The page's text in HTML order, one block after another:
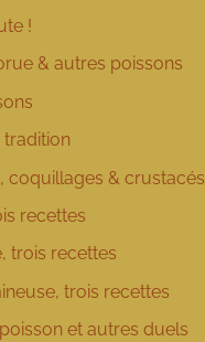
!
& autres poissons
tradition
coquillages & crustacés
recettes
trois recettes
trois recettes
et autres duels